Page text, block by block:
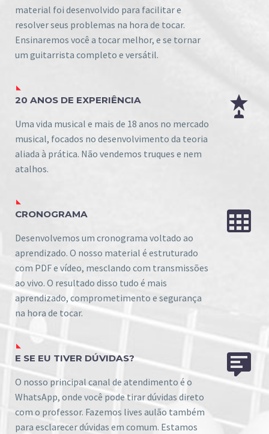
material foi desenvolvido para facilitar e
resolver seus problemas na hora de tocar.
Ensinaremos você a tocar melhor, e se tornar
um guitarrista completo e versátil.
20 ANOS DE EXPERIÊNCIA
Uma vida musical e mais de 18 anos no mercado
musical, focados no desenvolvimento da teoria
aliada à prática. Não vendemos truques e nem
atalhos.


CRONOGRAMA
Desenvolvemos um cronograma voltado ao
aprendizado. O nosso material é estruturado
com PDF e vídeo, mesclando com transmissões
ao vivo. O resultado disso tudo é mais
aprendizado, comprometimento e segurança
na hora de tocar.


E SE EU TIVER DÚVIDAS?
O nosso principal canal de atendimento é o
WhatsApp, onde você pode tirar dúvidas direto
com o professor. Fazemos lives aulão também
para esclarecer dúvidas em comum. Estamos

